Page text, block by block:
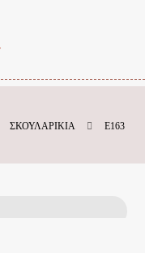
ΣΚΟΥΛΑΡΙΚΙΑ E163